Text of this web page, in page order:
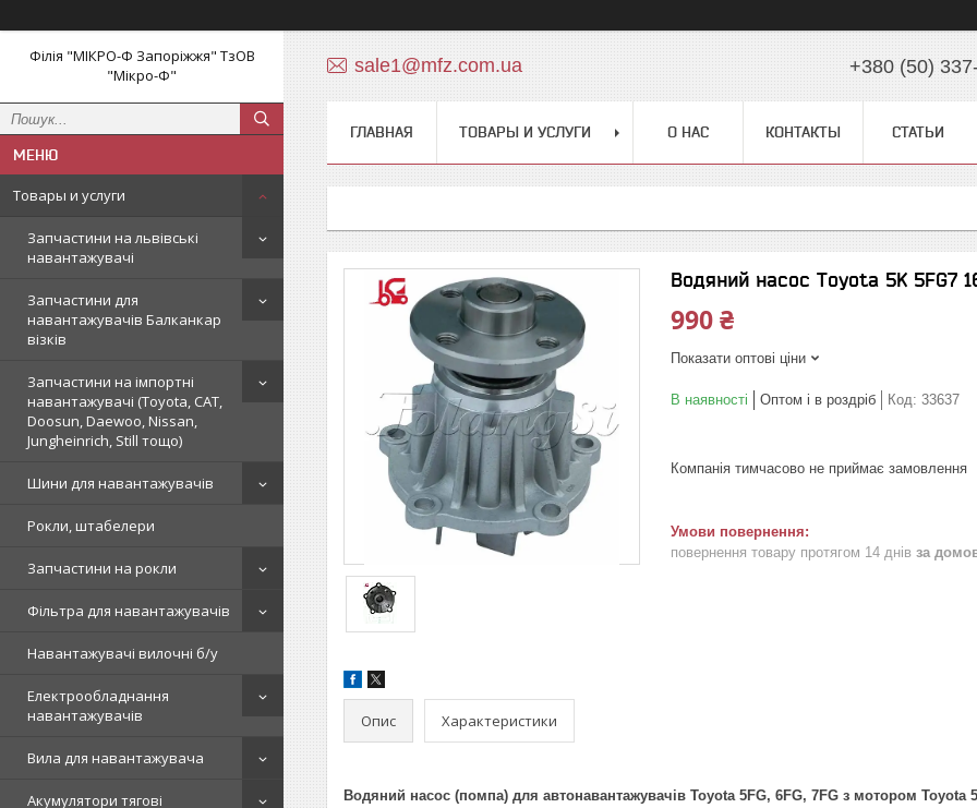
Філія "МІКРО-Ф Запоріжжя" ТзОВ
"Мікро-Ф"
Товары и услуги
Запчастини на львівські
навантажувачі
Запчастини для
навантажувачів Балканкар
візків
Запчастини на імпортні
навантажувачі (Toyota, CAT,
Doosun, Daewoo, Nissan,
Jungheinrich, Still тощо)
Шини для навантажувачів
Рокли, штабелери
Запчастини на рокли
Фільтра для навантажувачів
Навантажувачі вилочні б/у
Електрообладнання
навантажувачів
Вила для навантажувача
Акумулятори тягові
sale1@mfz.com.ua +380 (50)
ГЛАВНАЯ ТОВАРЫ И УСЛУГИ О НАС КОНТАКТЫ СТАТЬИ
Водяний насос Toyota 5K 5FG7
990 ₴
Показати оптові ціни
В наявності Оптом і в роздріб Код: 33637
Компанія тимчасово не приймає замовлення
повернення товару протягом 14 днів за
Опис Характеристики
Водяний насос (помпа) для автонавантажувачів Toyota 5FG, 6FG, 7FG з мотором Toyota